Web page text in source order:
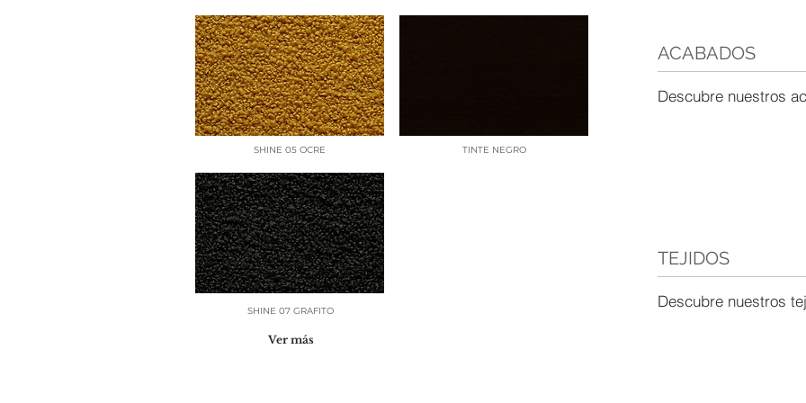
SHINE 05 OCRE TINTE NEGRO
SHINE 07 GRAFITO
ACABADOS
Descubre nuestros
TEJIDOS
Descubre nuestros
Ver más